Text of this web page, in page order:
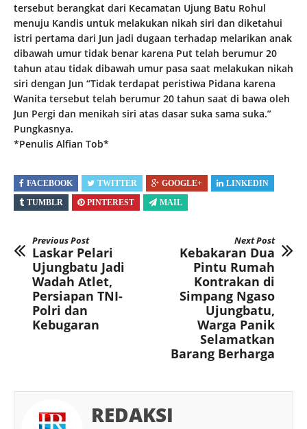
tersebut berangkat dari Kecamatan Ujung Batu Rohul
menuju Kandis untuk melakukan nikah siri dan diketahui
istri pertama dari Jun jadi dugaan terhadap melarikan anak
dibawah umur tidak benar karena Put telah berumur 20
tahun atau tidak dibawah umur pasa saat melakukan nikah
siri dengan Jun “Tidak terdapat peristiwa Pidana karena
Wanita tersebut telah berumur 20 tahun saat di bawa oleh
Jun Pergi dan menikah siri atas dasar suka sama suka.”
Pungkasnya.
*Penulis Alfian Tob*
FACEBOOK TWITTER GOOGLE+
LINKEDIN
TUMBLR
PINTEREST MAIL
Previous Post
Laskar Pelari
Ujungbatu Jadi
Wadah Atlet,
Persiapan TNI-
Polri dan
Kebugaran
Next Post
Kebakaran Dua
Pintu Rumah
Kontrakan di
Simpang Ngaso
Ujungbatu,
Warga Panik
Selamatkan
Barang Berharga
REDAKSI